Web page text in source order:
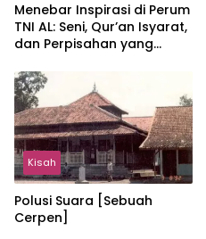
Menebar Inspirasi di Perum
TNI AL: Seni, Qur’an Isyarat,
dan Perpisahan yang
Kisah
Polusi Suara [Sebuah
Cerpen]